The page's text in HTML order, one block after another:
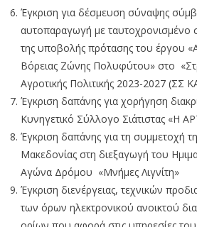
Έγκριση για δέσμευση σύναψης
αυτοπαραγωγή με ταυτοχρονισμένο
της υποβολής πρότασης του έργου
Βόρειας Ζώνης Πολυφύτου» στο
Αγροτικής Πολιτικής 2023-2027 (ΣΣ
Έγκριση δαπάνης για χορήγηση
Κυνηγετικό Σύλλογο Σιάτιστας «Η
Έγκριση δαπάνης για τη συμμετοχή
Μακεδονίας στη διεξαγωγή του
Αγώνα Δρόμου «Μνήμες Λιγνίτη»
Έγκριση διενέργειας, τεχνικών
των όρων ηλεκτρονικού ανοικτού